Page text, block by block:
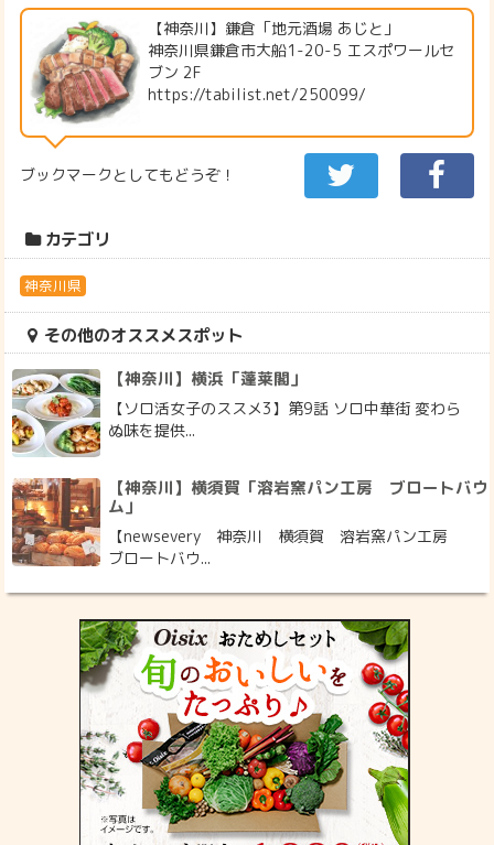
【神奈川】鎌倉「地元酒場 あじと」
神奈川県鎌倉市大船1-20-5 エスポワールセ
ブン 2F
https://tabilist.net/250099/
ブックマークとしてもどうぞ！
カテゴリ
神奈川県
その他のオススメスポット
【神奈川】横浜「蓬莱閣」
【ソロ活女子のススメ3】第9話 ソロ中華街 変わら
ぬ味を提供...
【神奈川】横須賀「溶岩窯パン工房 ブロートバウ
ム」
【newsevery 神奈川 横須賀 溶岩窯パン工房
ブロートバウ...